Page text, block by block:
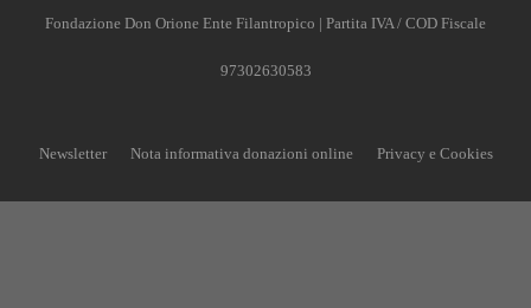
Fondazione Don Orione Ente Filantropico | Partita IVA / COD Fiscale
97302630583
Newsletter Nota informativa donazioni online Privacy e Cookies